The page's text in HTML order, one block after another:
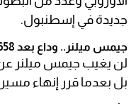
جديدة في إسطنبول.
جيمس ميلنر.. وداع بعد 658 مباراة
لن يغيب جيمس ميلنر عن
بل بعدما قرر إنهاء